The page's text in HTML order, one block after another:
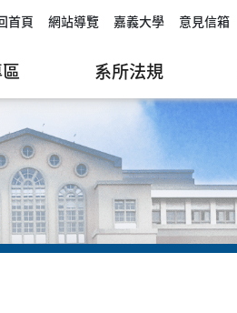
首頁 網站導覽 嘉義大學 意見信箱
系所法規